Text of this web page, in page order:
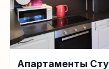
Апартаменты